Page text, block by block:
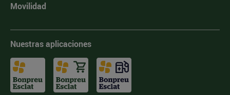
Movilidad
Nuestras aplicaciones